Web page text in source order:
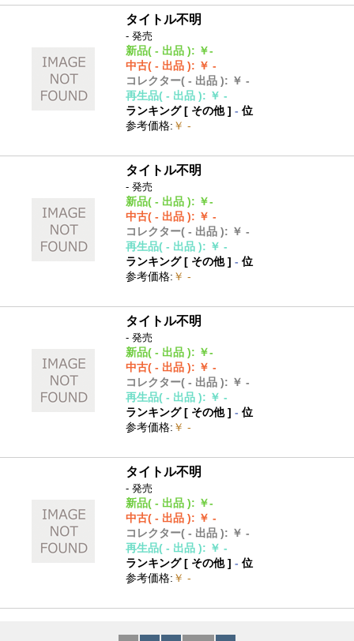
タイトル不明
- 発売
新品( - 出品 ): ￥-
中古( - 出品 ): ￥ -
コレクター( - 出品 ): ￥ -
再生品( - 出品 ): ￥ -
ランキング [ その他]- 位
参考価格: ￥ -
タイトル不明
- 発売
新品( - 出品 ): ￥-
中古( - 出品 ): ￥ -
コレクター( - 出品 ): ￥ -
再生品( - 出品 ): ￥ -
ランキング [ その他]- 位
参考価格: ￥ -
タイトル不明
- 発売
新品( - 出品 ): ￥-
中古( - 出品 ): ￥ -
コレクター( - 出品 ): ￥ -
再生品( - 出品 ): ￥ -
ランキング [ その他]- 位
参考価格: ￥ -
タイトル不明
- 発売
新品( - 出品 ): ￥-
中古( - 出品 ): ￥ -
コレクター( - 出品 ): ￥ -
再生品( - 出品 ): ￥ -
ランキング [ その他]- 位
参考価格: ￥ -